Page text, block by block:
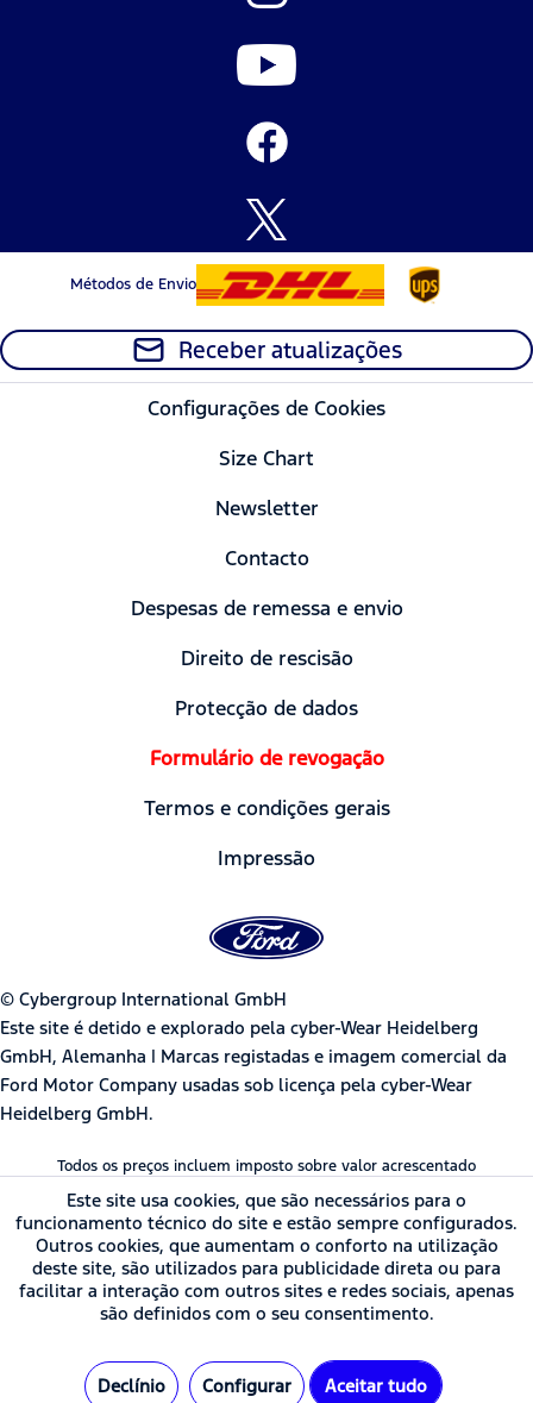
Métodos de Envio
Receber atualizações
Configurações de Cookies
Size Chart
Newsletter
Contacto
Despesas de remessa e envio
Direito de rescisão
Protecção de dados
Formulário de revogação
Termos e condições gerais
Impressão
© Cybergroup International GmbH
Este site é detido e explorado pela cyber-Wear Heidelberg
GmbH, Alemanha | Marcas registadas e imagem comercial da
Ford Motor Company usadas sob licença pela cyber-Wear
Heidelberg GmbH.
Todos os preços incluem imposto sobre valor acrescentado
Este site usa cookies, que são necessários para o
funcionamento técnico do site e estão sempre configurados.
Outros cookies, que aumentam o conforto na utilização
deste site, são utilizados para publicidade direta ou para
facilitar a interação com outros sites e redes sociais, apenas
são definidos com o seu consentimento.
Declínio Configurar Aceitar tudo